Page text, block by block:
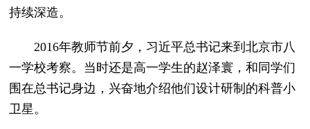
持续深造。
2016年教师节前夕，习近平总书记来到北京市八
一学校考察。当时还是高一学生的赵泽寰，和同学们
围在总书记身边，兴奋地介绍他们设计研制的科普小
卫星。